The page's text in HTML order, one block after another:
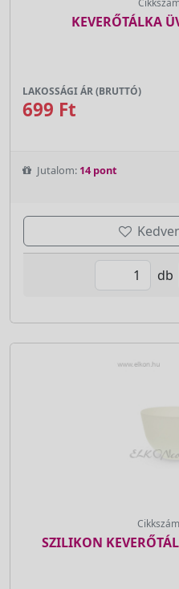
KEVERŐTÁLKA
LAKOSSÁGI ÁR (BRUTTÓ)
699 Ft
Jutalom: 14 pont
db
SZILIKON